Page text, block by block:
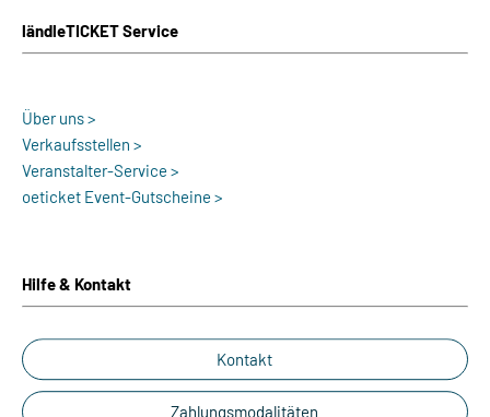
ländleTICKET Service
Über uns >
Verkaufsstellen >
Veranstalter-Service >
oeticket Event-Gutscheine >
Hilfe & Kontakt
Kontakt
Zahlungsmodalitäten